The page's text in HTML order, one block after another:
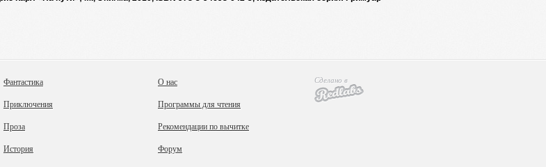
Фантастика
Приключения
Проза
История
О нас
Программы для чтения
Рекомендации по вычитке
Форум
Сделано в